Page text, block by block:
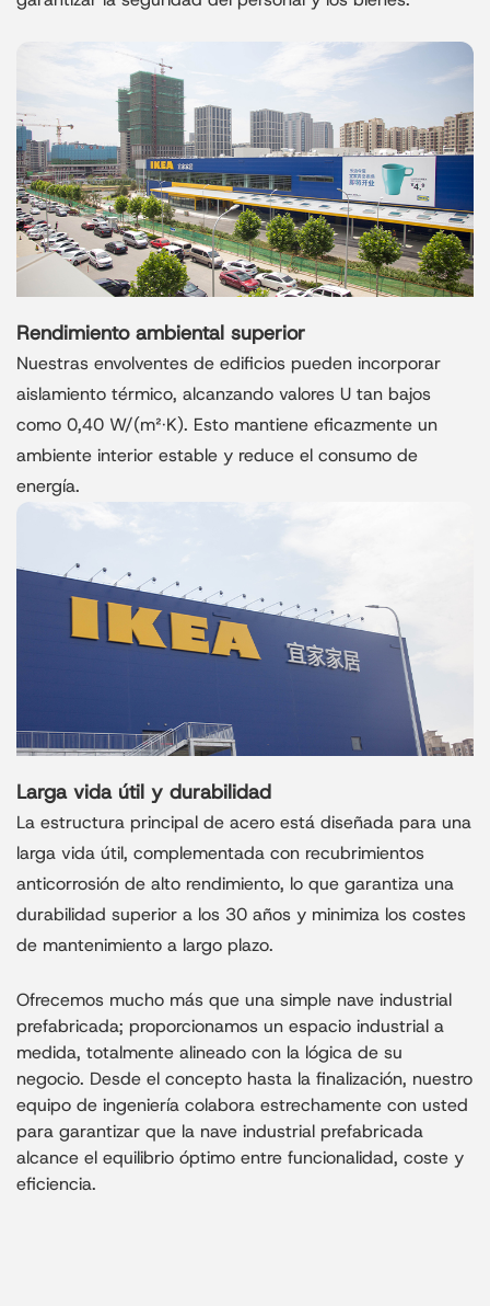
Rendimiento ambiental superior
Nuestras envolventes de edificios pueden incorporar
aislamiento térmico, alcanzando valores U tan bajos
como 0,40 W/(m²·K). Esto mantiene eficazmente un
ambiente interior estable y reduce el consumo de
energía.
Larga vida útil y durabilidad
La estructura principal de acero está diseñada para una
larga vida útil, complementada con recubrimientos
anticorrosión de alto rendimiento, lo que garantiza una
durabilidad superior a los 30 años y minimiza los costes
de mantenimiento a largo plazo.
Ofrecemos mucho más que una simple nave industrial
prefabricada; proporcionamos un espacio industrial a
medida, totalmente alineado con la lógica de su
negocio. Desde el concepto hasta la finalización, nuestro
equipo de ingeniería colabora estrechamente con usted
para garantizar que la nave industrial prefabricada
alcance el equilibrio óptimo entre funcionalidad, coste y
eficiencia.